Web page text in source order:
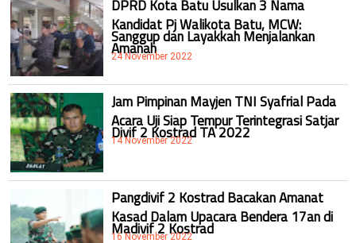
DPRD Kota Batu Usulkan 3 Nama
Kandidat Pj Walikota Batu, MCW:
Sanggup dan Layakkah Menjalankan
Amanah
24 November 2022
Jam Pimpinan Mayjen TNI Syafrial Pada
Acara Uji Siap Tempur Terintegrasi Satjar
Divif 2 Kostrad TA 2022
14 November 2022
Pangdivif 2 Kostrad Bacakan Amanat
Kasad Dalam Upacara Bendera 17an di
Madivif 2 Kostrad
16 November 2022